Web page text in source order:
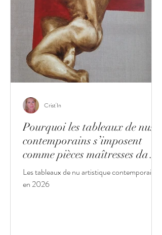
Pourquoi les tableaux de nus
contemporains s’imposent
comme pièces maîtresses dans
les intérieurs haut de gamme
en 2026
Les tableaux de nu artistique contemporain
en 2026
Crist'In